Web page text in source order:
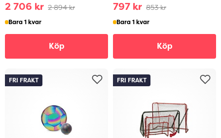
2 706 kr 2 894 kr
Bara 1 kvar
Köp
797 kr 853 kr
Bara 1 kvar
Köp
FRI FRAKT FRI FRAKT